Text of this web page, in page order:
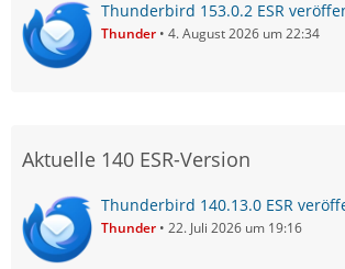
Thunderbird 153.0.2 ESR
Thunder 4. August 2026 um 22:34
Aktuelle 140 ESR-Version
Thunderbird 140.13.0 ESR
Thunder 22. Juli 2026 um 19:16